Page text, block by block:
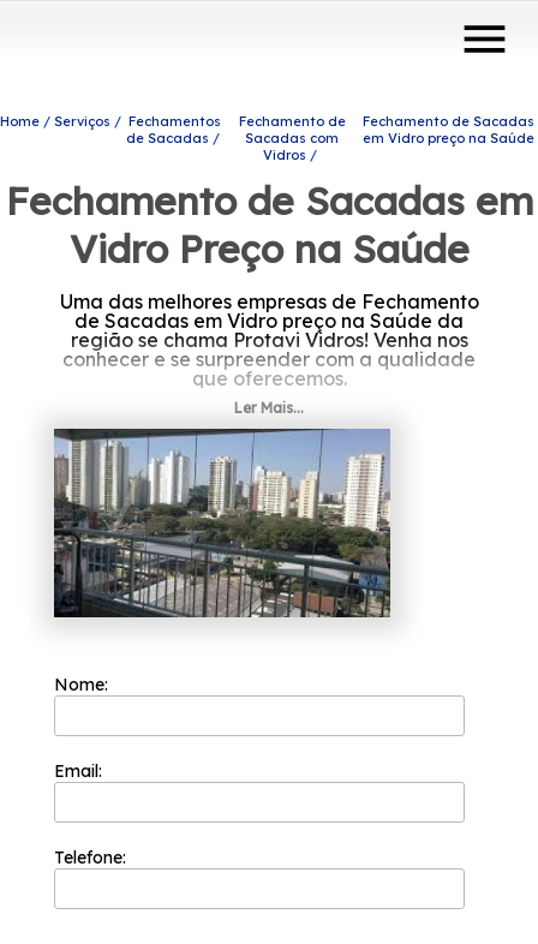
menu
Home Serviços
Fechamentos
de Sacadas
Fechamento de
Sacadas com
Vidros
Fechamento de Sacadas
em Vidro preço na Saúde
Fechamento de Sacadas em
Vidro Preço na Saúde
Uma das melhores empresas de Fechamento
de Sacadas em Vidro preço na Saúde da
região se chama Protavi Vidros! Venha nos
conhecer e se surpreender com a qualidade
que oferecemos.
Se está buscando por Fechamento de
Sacadas em Vidro preço na Saúde, A solução
que você busca ao se interessar por
engenharia de vidros para o seu caso, pode
ser encontrada através da empresa Protavi
Vidros. Leve mais modernidade e beleza
para o seu ambiente contando com nossos
serviços, fale conosco.
Ler Mais...
Nome:
Email:
Telefone: